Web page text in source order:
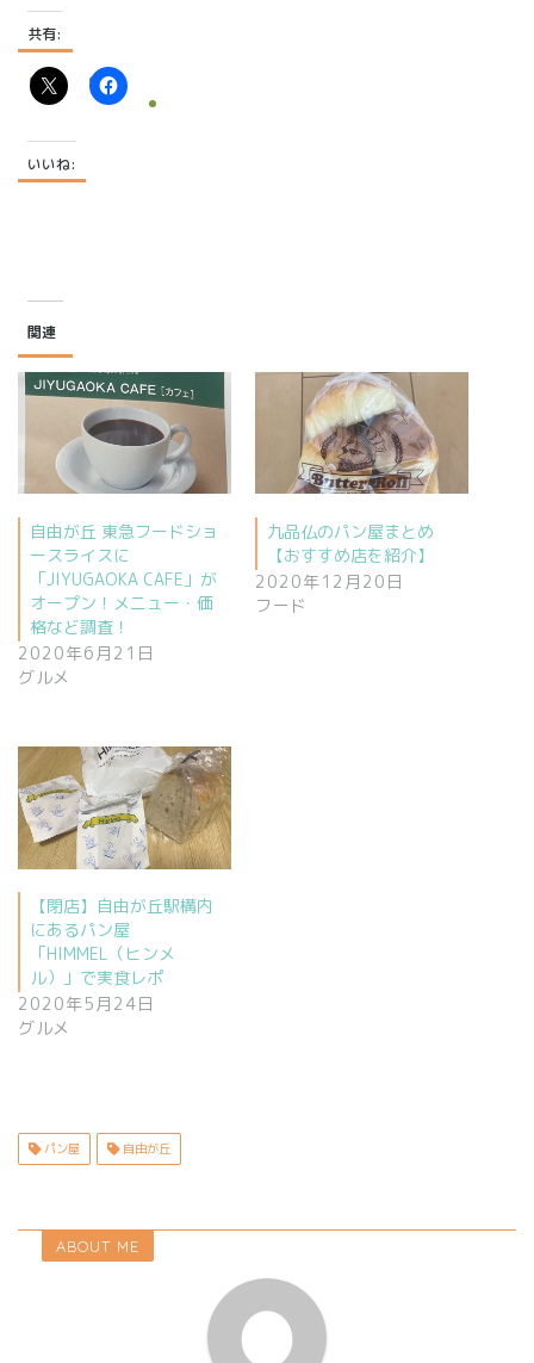
共有:
いいね:
関連
自由が丘 東急フードショ
ースライスに
「JIYUGAOKA CAFE」が
オープン！メニュー・価
格など調査！
2020年6月21日
グルメ
九品仏のパン屋まとめ
【おすすめ店を紹介】
2020年12月20日
フード
【閉店】自由が丘駅構内
にあるパン屋
「HIMMEL（ヒンメ
ル）」で実食レポ
2020年5月24日
グルメ
パン屋 自由が丘
ABOUT ME